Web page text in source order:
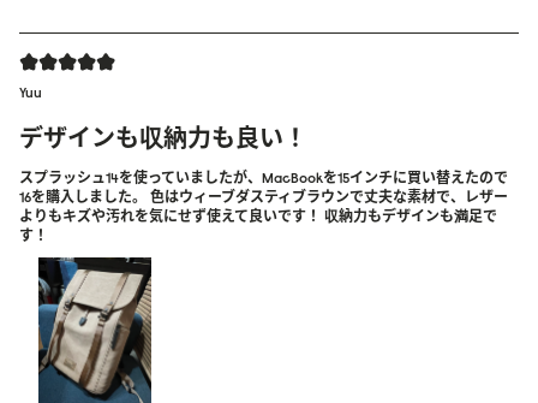
Yuu
デザインも収納力も良い！
スプラッシュ14を使っていましたが、MacBookを15インチに買い替えたので
16を購入しました。 色はウィーブダスティブラウンで丈夫な素材で、レザー
よりもキズや汚れを気にせず使えて良いです！ 収納力もデザインも満足で
す！